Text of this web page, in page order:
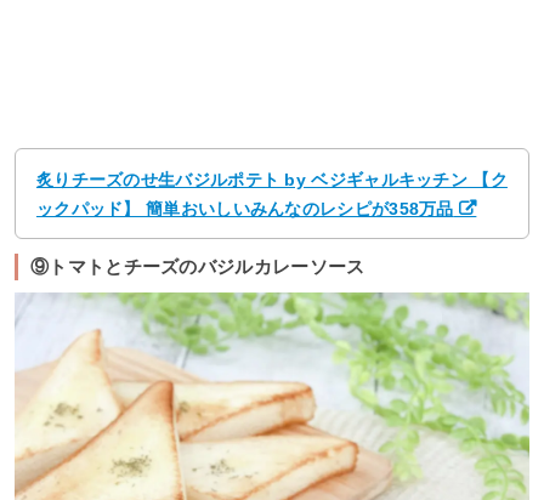
炙りチーズのせ生バジルポテト by ベジギャルキッチン 【ク
ックパッド】 簡単おいしいみんなのレシピが358万品
⑨トマトとチーズのバジルカレーソース